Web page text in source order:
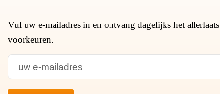
Vul uw e-mailadres in en ontvang dagelijks het
voorkeuren.